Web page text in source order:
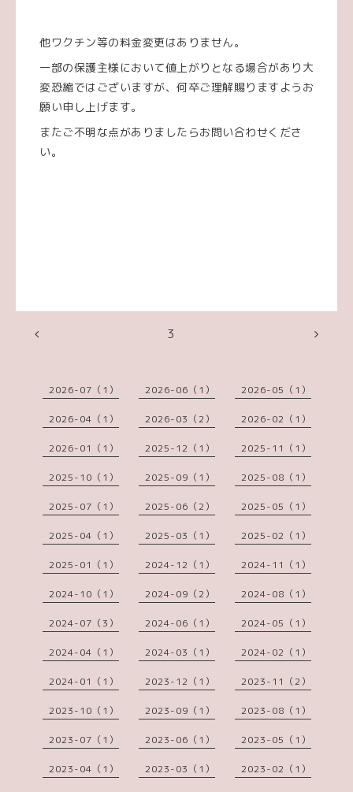
他ワクチン等の料金変更はありません。
一部の保護主様において値上がりとなる場合があり大
変恐縮ではございますが、何卒ご理解賜りますようお
願い申し上げます。
またご不明な点がありましたらお問い合わせくださ
い。
3
2026-07（1） 2026-06（1） 2026-05（1）
2026-04（1） 2026-03（2） 2026-02（1）
2026-01（1） 2025-12（1） 2025-11（1）
2025-10（1） 2025-09（1） 2025-08（1）
2025-07（1） 2025-06（2） 2025-05（1）
2025-04（1） 2025-03（1） 2025-02（1）
2025-01（1） 2024-12（1） 2024-11（1）
2024-10（1） 2024-09（2） 2024-08（1）
2024-07（3） 2024-06（1） 2024-05（1）
2024-04（1） 2024-03（1） 2024-02（1）
2024-01（1） 2023-12（1） 2023-11（2）
2023-10（1） 2023-09（1） 2023-08（1）
2023-07（1） 2023-06（1） 2023-05（1）
2023-04（1） 2023-03（1） 2023-02（1）